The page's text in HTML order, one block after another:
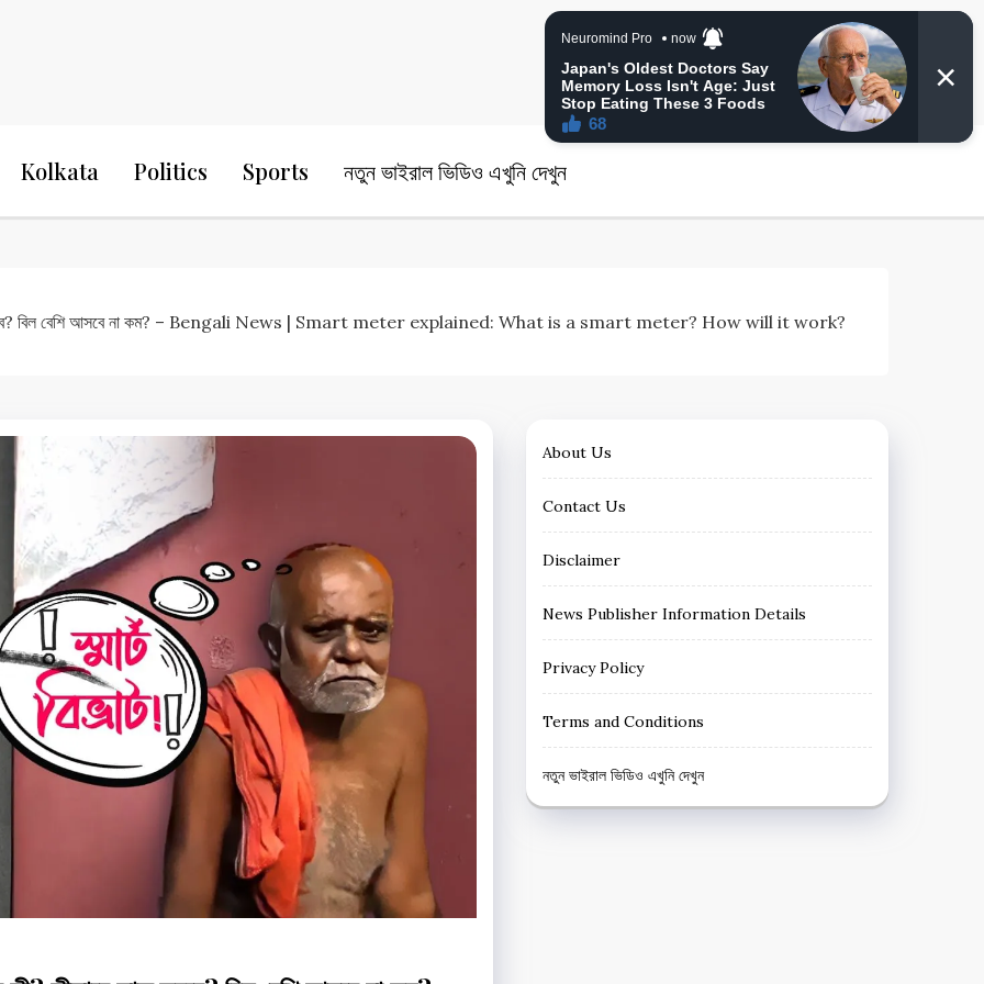
24 Ghanta Bangla News
Kolkata Politics Sports নতুন ভাইরাল ভিডিও এখুনি দেখুন
করবে? বিল বেশি আসবে না কম? – Bengali News | Smart meter explained: What is a smart meter? How will it work?
About Us
Contact Us
Disclaimer
News Publisher Information Details
Privacy Policy
Terms and Conditions
নতুন ভাইরাল ভিডিও এখুনি দেখুন